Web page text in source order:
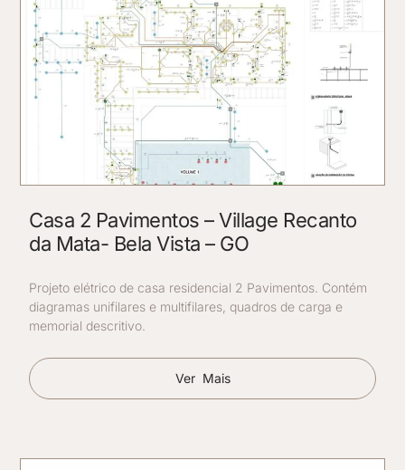
Casa 2 Pavimentos – Village Recanto
da Mata- Bela Vista – GO
Projeto elétrico de casa residencial 2 Pavimentos. Contém
diagramas unifilares e multifilares, quadros de carga e
memorial descritivo.
Ver Mais